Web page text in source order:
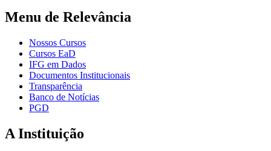
Menu de Relevância
Nossos Cursos
Cursos EaD
IFG em Dados
Documentos Institucionais
Transparência
Banco de Notícias
PGD
A Instituição